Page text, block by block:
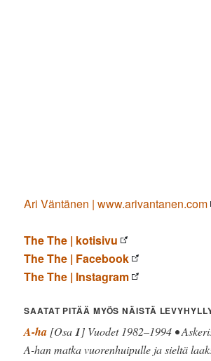
Ari Väntänen | www.arivantanen.com
The The | kotisivu
The The | Facebook
The The | Instagram
SAATAT PITÄÄ MYÖS NÄISTÄ
A-ha [Osa1] Vuodet 1982–1994 •
A-han matka vuorenhuipulle ja sieltä